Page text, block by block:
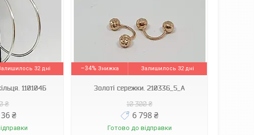
32 дні
110104Б
₴
₴
–34%
Залишилось 32 дні
Золоті сережки. 210336_5_А
10 300 ₴
6 798 ₴
Готово до відправки